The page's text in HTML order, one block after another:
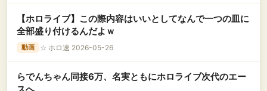
【ホロライブ】この際内容はいいとしてなんで一つの皿に
全部盛り付けるんだよｗ
動画 ☆ ホロ速 2026-05-26
らでんちゃん同接6万、名実ともにホロライブ次代のエー